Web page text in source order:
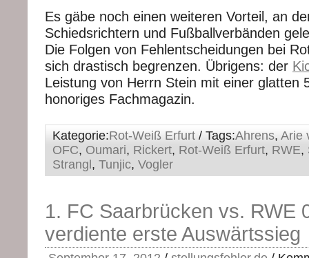
Es gäbe noch einen weiteren Vorteil, an
Schiedsrichtern und Fußballverbänden
Die Folgen von Fehlentscheidungen bei
sich drastisch begrenzen. Übrigens: der
Leistung von Herrn Stein mit einer glatten
honoriges Fachmagazin.
Kategorie:Rot-Weiß Erfurt / Tags:Ahrens, Arie
OFC, Oumari, Rickert, Rot-Weiß Erfurt, RWE,
Strangl , Tunjic, Vogler
1. FC Saarbrücken vs. RWE
verdiente erste Auswärtssieg